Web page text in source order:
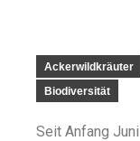
Ackerwildkräuter
Biodiversität
Seit Anfang